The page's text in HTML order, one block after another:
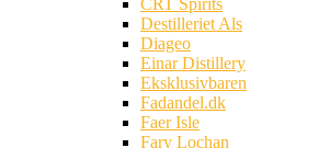
CRT Spirits
Destilleriet Als
Diageo
Einar Distillery
Eksklusivbaren
Fadandel.dk
Faer Isle
Fary Lochan